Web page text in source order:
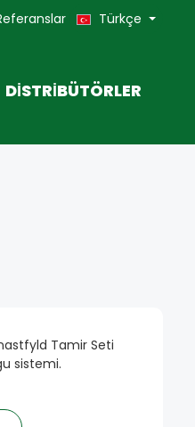
Türkçe
DISTRIBÜTÖRLER
Tamir Seti
sistemi.